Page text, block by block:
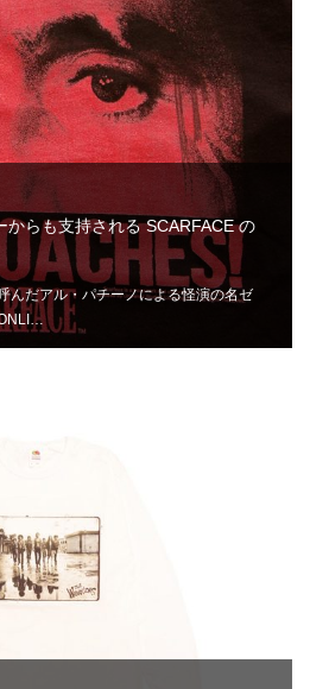
からも支持される SCARFACE の
んだアル・パチーノによる怪演の名ゼ